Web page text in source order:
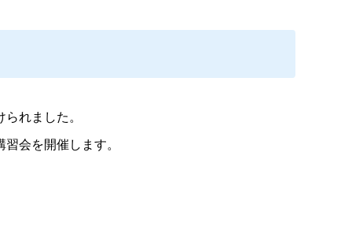
れました。
会を開催します。